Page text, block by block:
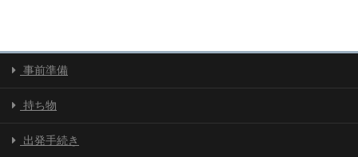
事前準備
持ち物
出発手続き